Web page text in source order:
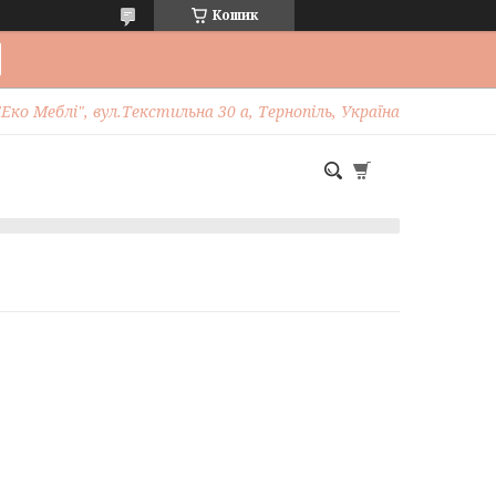
Кошик
Меблі", вул.Текстильна 30 а, Тернопіль, Україна